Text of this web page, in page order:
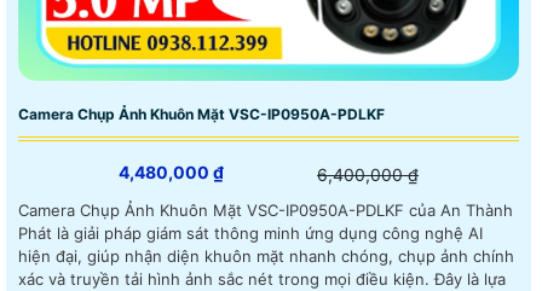
Camera Chụp Ảnh Khuôn Mặt VSC-IP0950A-PDLKF
4,480,000 ₫ 6,400,000 ₫
Camera Chụp Ảnh Khuôn Mặt VSC-IP0950A-PDLKF của An Thành
Phát là giải pháp giám sát thông minh ứng dụng công nghệ AI
hiện đại, giúp nhận diện khuôn mặt nhanh chóng, chụp ảnh chính
xác và truyền tải hình ảnh sắc nét trong mọi điều kiện. Đây là lựa